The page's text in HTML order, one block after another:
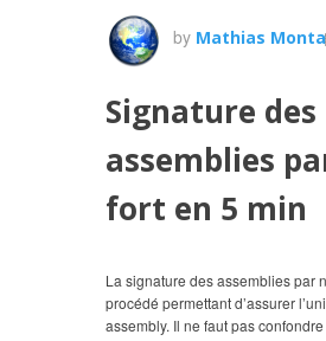
by Mathias
Signature des
assemblies
fort en 5 min
La signature des assemblies par
procédé permettant d’assurer
assembly. Il ne faut pas